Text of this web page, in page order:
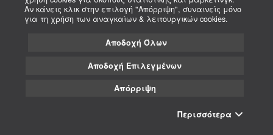
Αν κάνεις κλικ στην επιλογή "Απόρριψη", συναινείς μόνο
για τη χρήση των αναγκαίων & λειτουργικών cookies.
Αποδοχή Όλων
Αποδοχή Επιλεγμένων
Απόρριψη
Περισσότερα